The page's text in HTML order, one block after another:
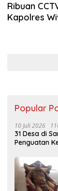
Ribuan
Kapolres
Popular
10 Juli 2026
31 Desa di
Penguatan